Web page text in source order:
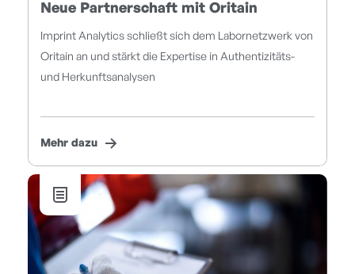
Neue Partnerschaft mit Oritain
Imprint Analytics schließt sich dem Labornetzwerk von
Oritain an und stärkt die Expertise in Authentizitäts-
und Herkunftsanalysen
Mehr dazu